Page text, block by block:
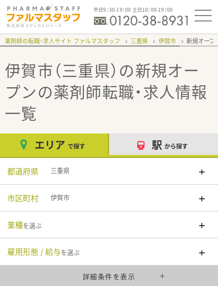
平日9：30-19：00 土日10：00-19：00
薬剤師の転職・求人サイト ファルマスタッフ 三重県 伊賀市 新規オープ
伊賀市（三重県）の新規オー
プンの薬剤師転職・求人情報
一覧
エリア で探す 駅 から探す
都道府県 三重県
市区町村 伊賀市
業種を選ぶ
雇用形態 / 給与を選ぶ
詳細条件を表示